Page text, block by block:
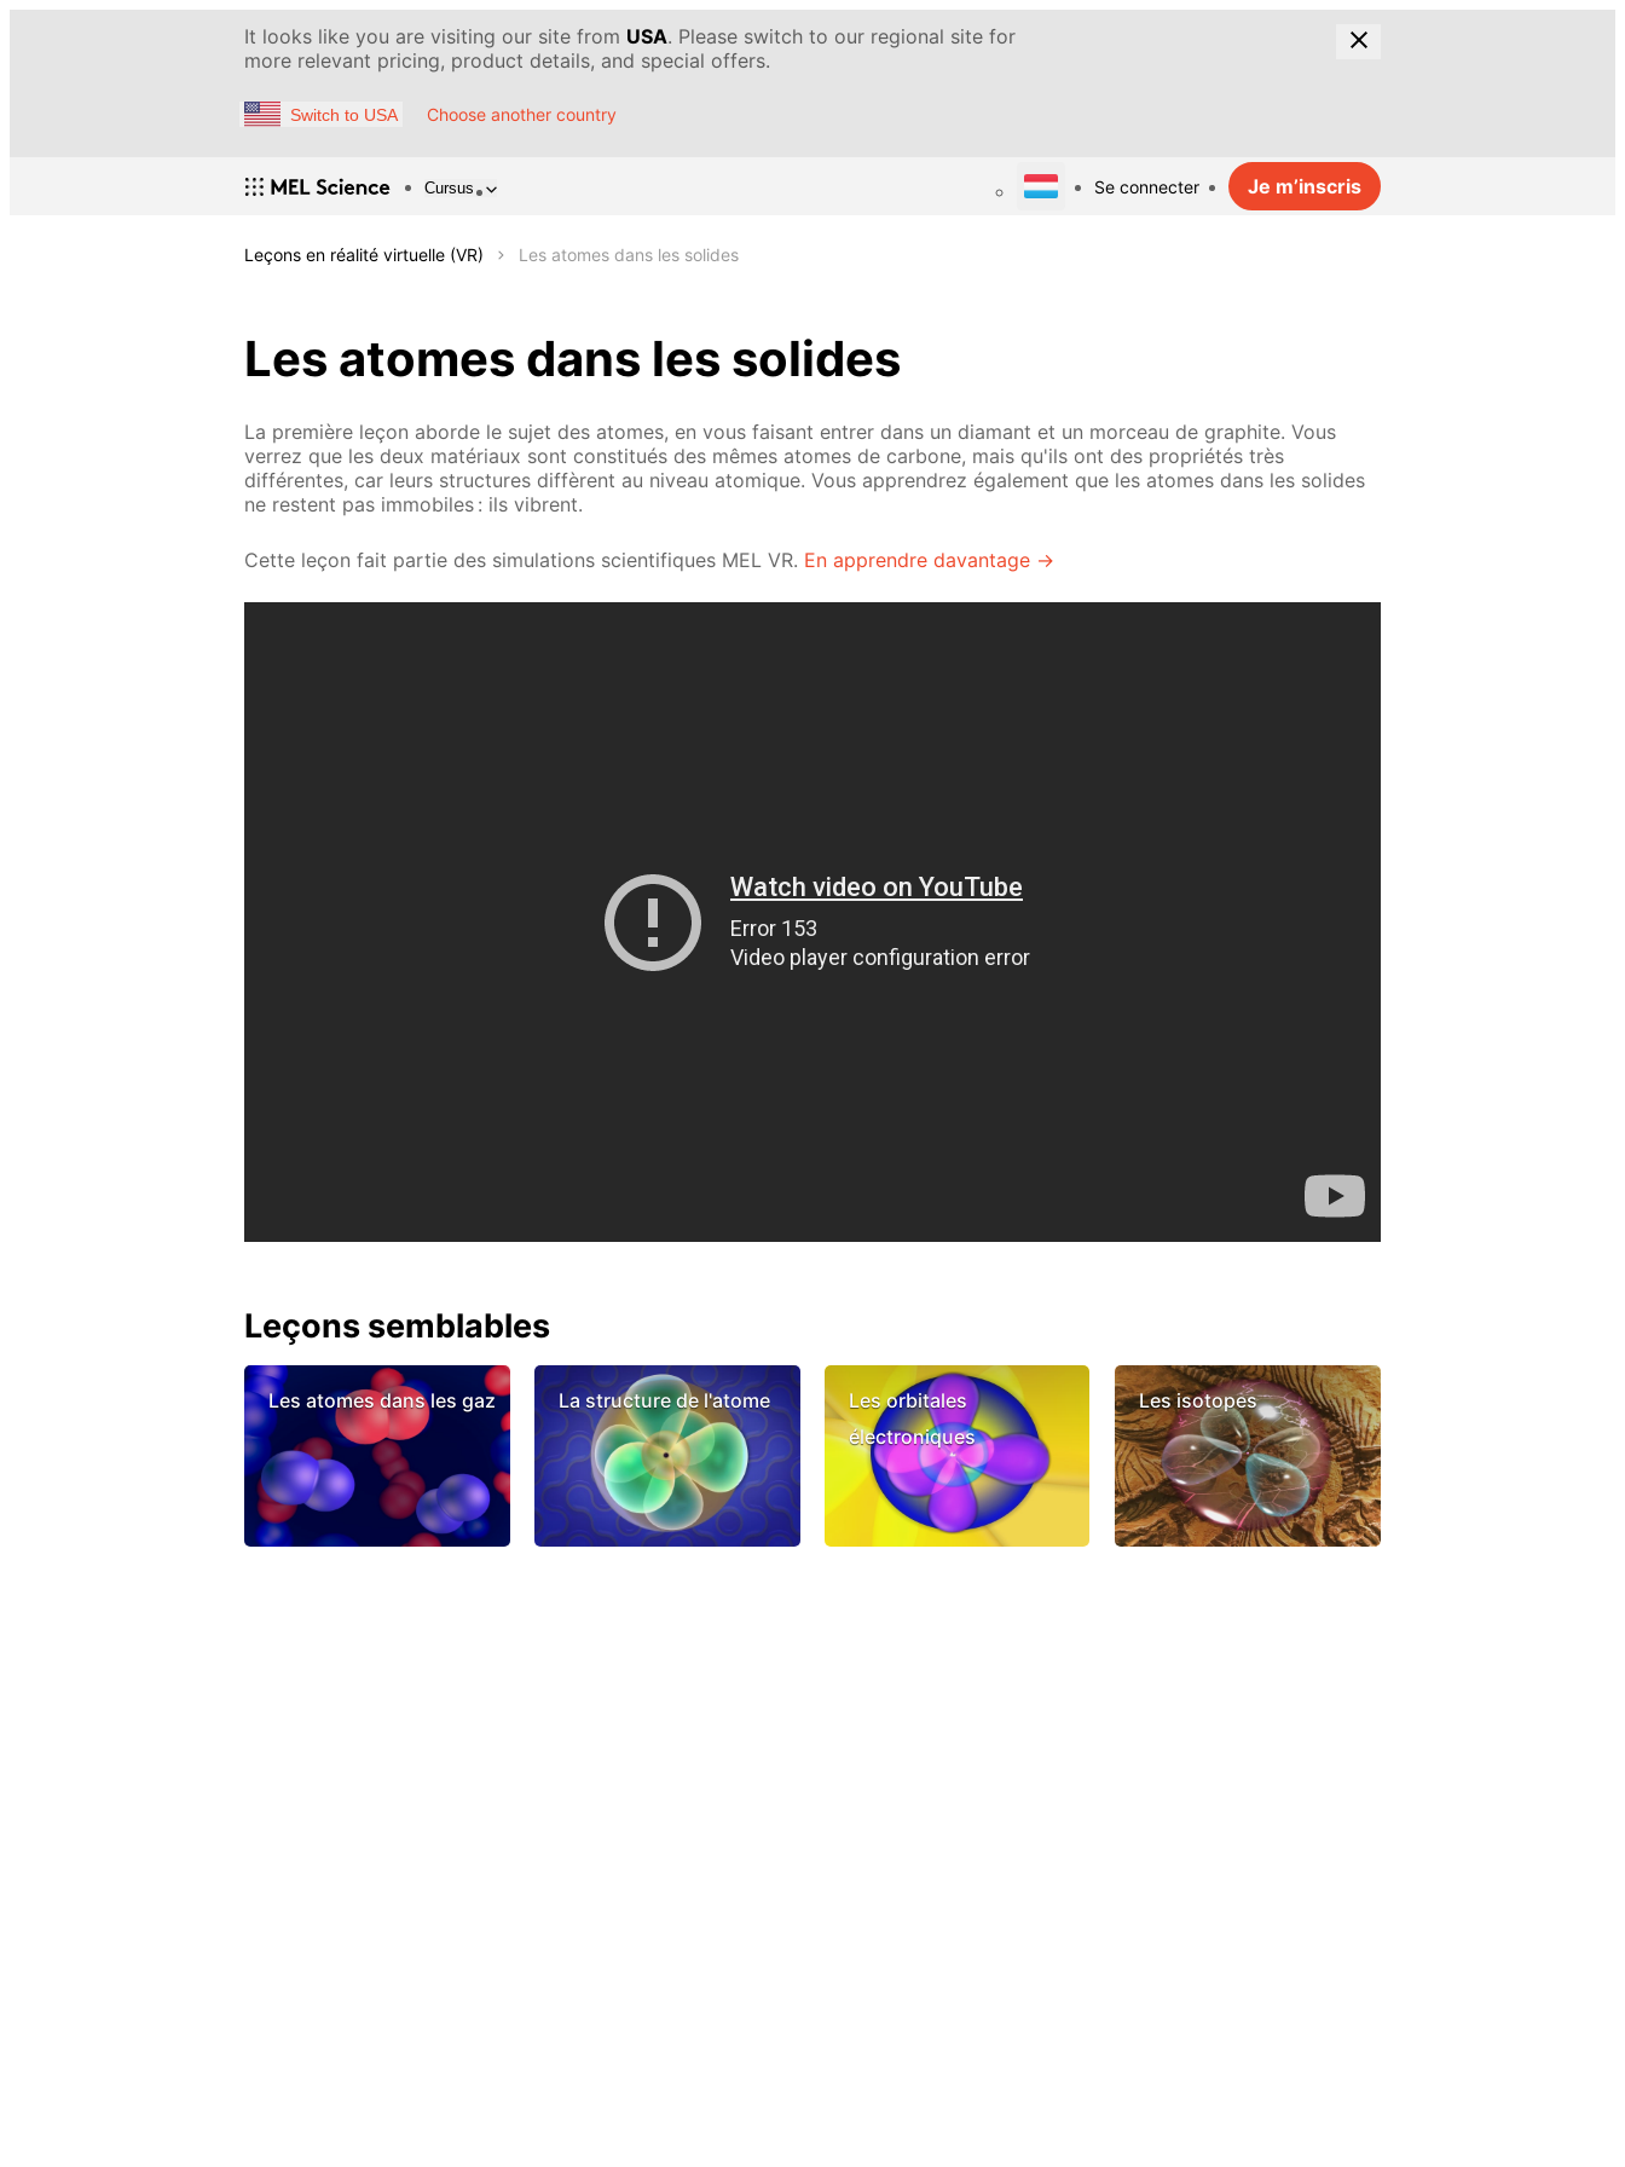
It looks like you are visiting our site from USA. Please switch to our regional site for
more relevant pricing, product details, and special offers.
Switch to USA Choose another country
Cursus Se connecter Je m’inscris
Leçons en réalité virtuelle (VR) Les atomes dans les solides
Les atomes dans les solides
La première leçon aborde le sujet des atomes, en vous faisant entrer dans un diamant et un morceau de graphite. Vous
verrez que les deux matériaux sont constitués des mêmes atomes de carbone, mais qu'ils ont des propriétés très
différentes, car leurs structures diffèrent au niveau atomique. Vous apprendrez également que les atomes dans les solides
ne restent pas immobiles : ils vibrent.
Cette leçon fait partie des simulations scientifiques MEL VR. En apprendre davantage →
Leçons semblables
Les atomes dans les gaz La structure de l'atome
Les orbitales
électroniques
Les isotopes